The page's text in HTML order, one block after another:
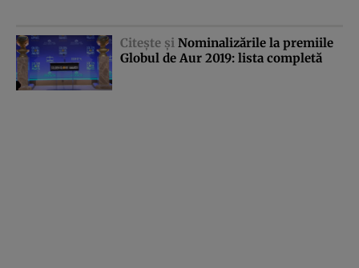
Citeşte şi Nominalizările la premiile
Globul de Aur 2019: lista completă